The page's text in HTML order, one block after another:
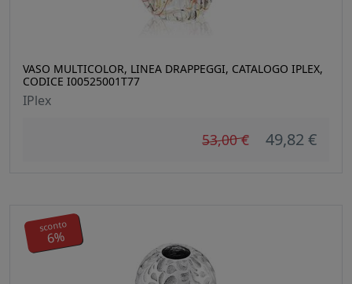
VASO MULTICOLOR, LINEA DRAPPEGGI, CATALOGO IPLEX,
CODICE I00525001T77
IPlex
53,00 € 49,82 €
sconto
6%